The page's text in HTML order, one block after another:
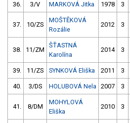
36. 3/V MARKOVÁ Jitka 1978 3
37. 10/ZS
MOŠTĚKOVÁ
Rozálie
2012 3
38. 11/ZM
ŠŤASTNÁ
Karolína
2014 3
39. 11/ZS SYNKOVÁ Eliška 2011 3
40. 3/DS HOLUBOVÁ Nela 2007 3
41. 8/DM
MOHYLOVÁ
Eliška
2010 3